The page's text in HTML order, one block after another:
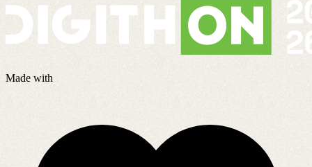
Made with